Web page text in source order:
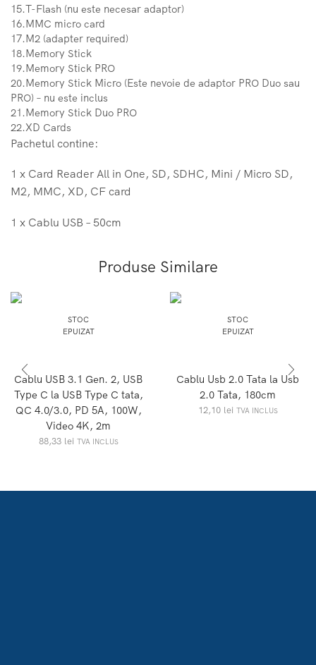
15.T-Flash (nu este necesar adaptor)
16.MMC micro card
17.M2 (adapter required)
18.Memory Stick
19.Memory Stick PRO
20.Memory Stick Micro (Este nevoie de adaptor PRO Duo sau
PRO) – nu este inclus
21.Memory Stick Duo PRO
22.XD Cards
Pachetul contine:
1 x Card Reader All in One, SD, SDHC, Mini / Micro SD,
M2, MMC, XD, CF card
1 x Cablu USB – 50cm
Produse Similare
STOC
EPUIZAT
Cablu USB 3.1 Gen. 2, USB
Type C la USB Type C tata,
QC 4.0/3.0, PD 5A, 100W,
Video 4K, 2m
88,33 lei TVA INCLUS
STOC
EPUIZAT
Cablu Usb 2.0 Tata la Usb
2.0 Tata, 180cm
12,10 lei TVA INCLUS